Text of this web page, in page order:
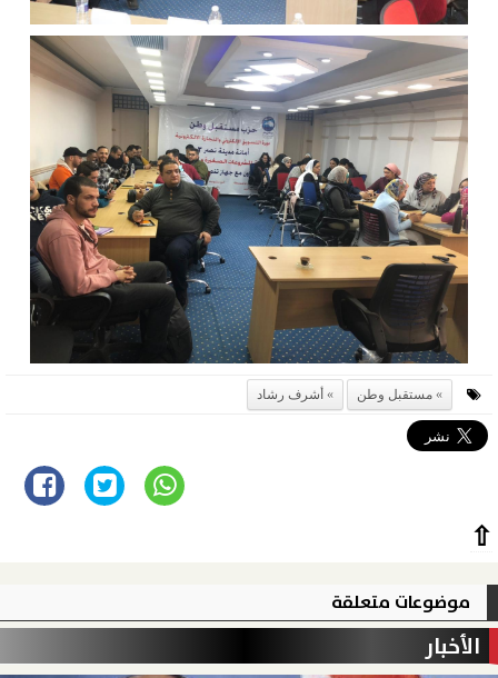
مستقبل وطن أشرف رشاد
⇧
موضوعات متعلقة
الأخبار